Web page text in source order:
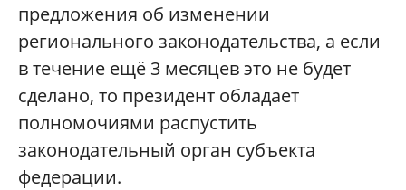
предложения об изменении
регионального законодательства, а если
в течение ещё 3 месяцев это не будет
сделано, то президент обладает
полномочиями распустить
законодательный орган субъекта
федерации.